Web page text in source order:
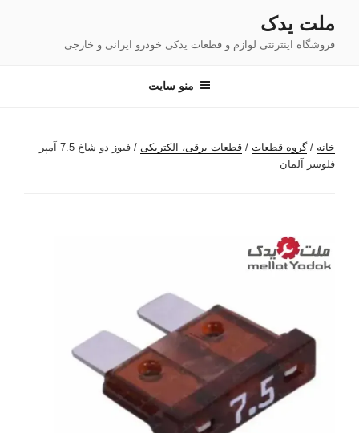
محتوا
ملت یدک
فروشگاه اینترنتی لوازم و قطعات یدکی خودرو ایرانی و خارجی
منو سایت
خانه /گروه قطعات / قطعات برقی، الکتریکی
/ فیوز دو شاخ 7.5 آمپر
فلوسر آلمان